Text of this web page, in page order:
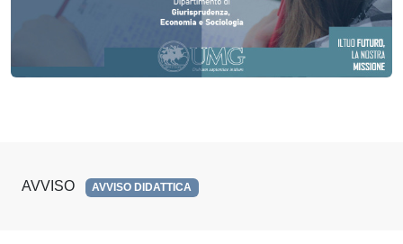
AVVISO AVVISO DIDATTICA